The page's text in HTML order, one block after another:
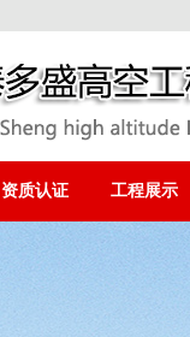
资质认证 工程展示